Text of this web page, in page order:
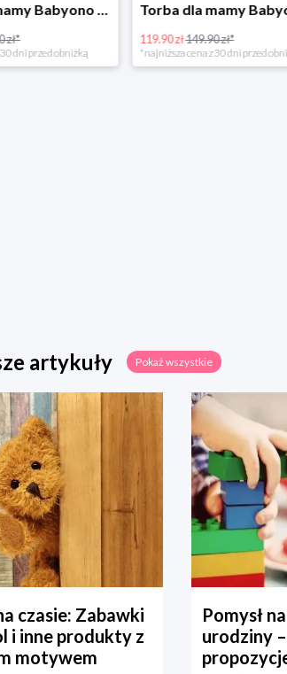
zł*
dni przed obniżką
119.90 zł149.90 zł*
*najniższa cena z 30 dni przed
artykuły Pokaż wszystkie
czasie: Zabawki
i inne produkty z
motywem
Pomysł
urodziny